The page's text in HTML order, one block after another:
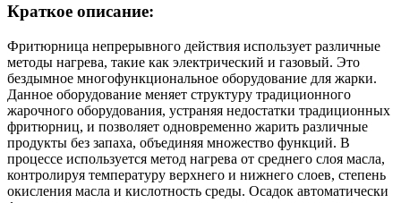
Краткое описание:
Фритюрница непрерывного действия использует различные
методы нагрева, такие как электрический и газовый. Это
бездымное многофункциональное оборудование для жарки.
Данное оборудование меняет структуру традиционного
жарочного оборудования, устраняя недостатки традиционных
фритюрниц, и позволяет одновременно жарить различные
продукты без запаха, объединяя множество функций. В
процессе используется метод нагрева от среднего слоя масла,
контролируя температуру верхнего и нижнего слоев, степень
окисления масла и кислотность среды. Осадок автоматически